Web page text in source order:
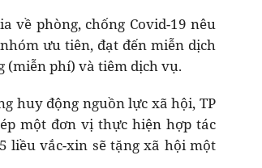
về phòng, chống Covid-19 nêu
ưu tiên, đạt đến miễn dịch
(miễn phí) và tiêm dịch vụ.
huy động nguồn lực xã hội, TP
một đơn vị thực hiện hợp tác
liều vắc-xin sẽ tặng xã hội một